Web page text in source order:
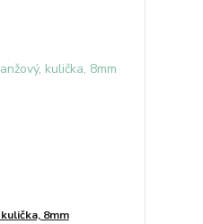
8mm